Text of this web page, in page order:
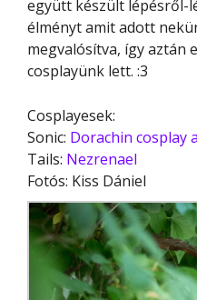
együtt készült lépésről-
élményt amit adott
megvalósítva, így aztán
cosplayünk lett. :3
Cosplayesek:
Sonic: Dorachin cosplay
Tails: Nezrenael
Fotós: Kiss Dániel